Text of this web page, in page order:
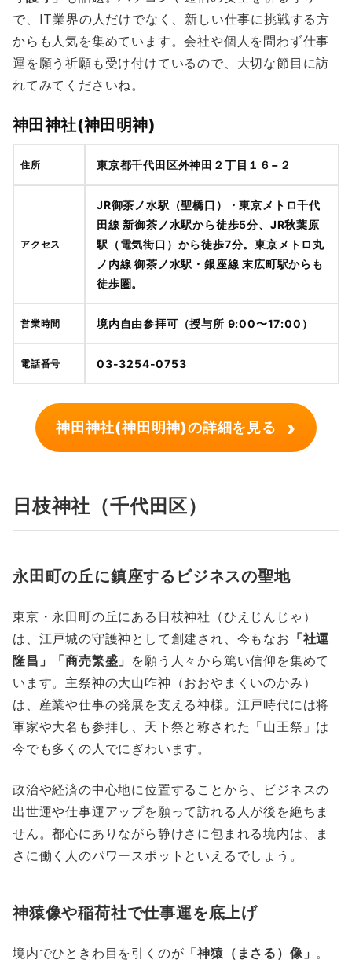
で、IT業界の人だけでなく、新しい仕事に挑戦する方
からも人気を集めています。会社や個人を問わず仕事
運を願う祈願も受け付けているので、大切な節目に訪
れてみてくださいね。
神田神社(神田明神)
住所 東京都千代田区外神田２丁目１６−２
アクセス
JR御茶ノ水駅（聖橋口）・東京メトロ千代
田線 新御茶ノ水駅から徒歩5分、JR秋葉原
駅（電気街口）から徒歩7分。東京メトロ丸
ノ内線 御茶ノ水駅・銀座線 末広町駅からも
徒歩圏。
営業時間 境内自由参拝可（授与所 9:00〜17:00）
電話番号 03-3254-0753
神田神社(神田明神)の詳細を見る ›
日枝神社（千代田区）
永田町の丘に鎮座するビジネスの聖地
東京・永田町の丘にある日枝神社（ひえじんじゃ）
は、江戸城の守護神として創建され、今もなお 「社運
隆昌」「商売繁盛」 を願う人々から篤い信仰を集めて
います。主祭神の大山咋神（おおやまくいのかみ）
は、産業や仕事の発展を支える神様。江戸時代には将
軍家や大名も参拝し、天下祭と称された「山王祭」は
今でも多くの人でにぎわいます。
政治や経済の中心地に位置することから、ビジネスの
出世運や仕事運アップを願って訪れる人が後を絶ちま
せん。都心にありながら静けさに包まれる境内は、ま
さに働く人のパワースポットといえるでしょう。
神猿像や稲荷社で仕事運を底上げ
境内でひときわ目を引くのが 「神猿（まさる）像」 。